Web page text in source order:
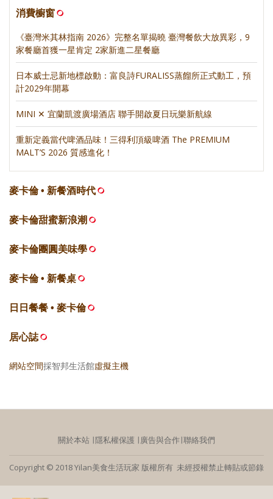
消費櫥窗
《臺灣米其林指南 2026》完整名單揭曉 臺灣餐飲大放異彩，9
家餐廳首獲一星肯定 2家新進二星餐廳
日本威士忌新地標啟動：富良詩FURALISS蒸餾所正式動工，預
計2029年開幕
MINI ✕ 宜蘭凱渡廣場酒店 聯手開啟夏日玩樂新航線
重新定義當代啤酒品味！三得利頂級啤酒 The PREMIUM
MALT’S 2026 質感進化！
麥卡倫 • 新餐酒時代
麥卡倫甜蜜新浪潮
麥卡倫團圓美味學
麥卡倫 • 新餐桌
日日餐餐 • 麥卡倫
居心誌
網站空間採智邦生活館虛擬主機
關於本站 ∣隱私權保護 ∣廣告與合作∣聯絡我們
Copyright © 2018 Yilan美食生活玩家 版權所有 未經授權禁止轉貼或節錄